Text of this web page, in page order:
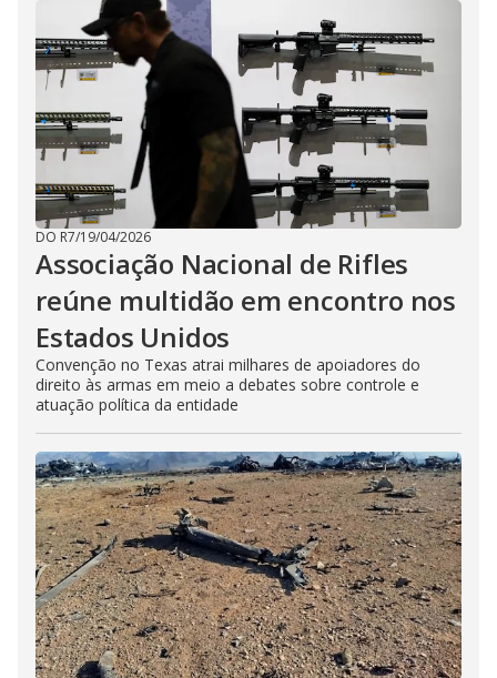
DO R7/19/04/2026
Associação Nacional de Rifles
reúne multidão em encontro nos
Estados Unidos
Convenção no Texas atrai milhares de apoiadores do
direito às armas em meio a debates sobre controle e
atuação política da entidade